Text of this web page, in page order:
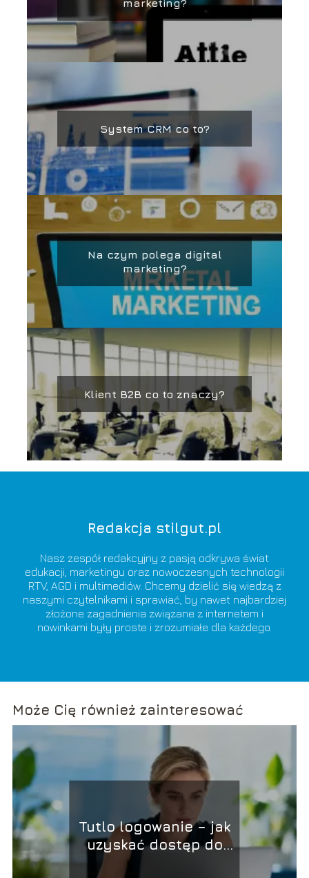
marketing?
System CRM co to?
Na czym polega digital
marketing?
Klient B2B co to znaczy?
Redakcja stilgut.pl
Nasz zespół redakcyjny z pasją odkrywa świat
edukacji, marketingu oraz nowoczesnych technologii
RTV, AGD i multimediów. Chcemy dzielić się wiedzą z
naszymi czytelnikami i sprawiać, by nawet najbardziej
złożone zagadnienia związane z internetem i
nowinkami były proste i zrozumiałe dla każdego.
Może Cię również zainteresować
Tutlo logowanie – jak
uzyskać dostęp do
platformy?